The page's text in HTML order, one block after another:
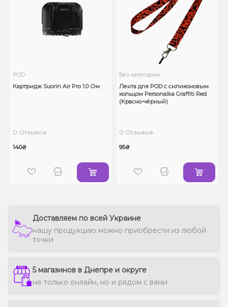
POD
Картридж Suorin Air Pro 1.0 Ом
0 Отзывов
140₴
Без категории
Лента для POD с силиконовым
кольцом Personalka Graffiti Red
(Красно-чёрный)
0 Отзывов
95₴
Доставляем по всей Украине
нашу продукцию можно приобрести из любой
точки
5 магазинов в Днепре и округе
не только онлайн, но и рядом с вами